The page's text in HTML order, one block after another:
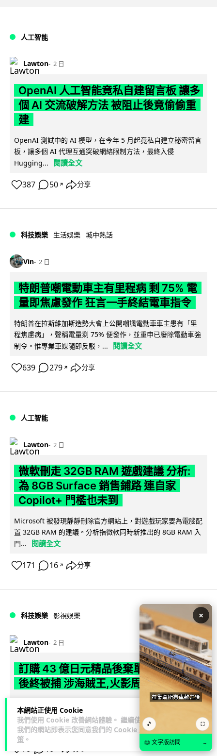
本網站正使用 Cookie
我們使用 Cookie 改善網站體驗。 繼續使用
我們的網站即表示您同意我們的 Cookie 政
策 。
人工智能
Lawton 2 日
OpenAI 人工智能竟私自建留言板 讓多
個 AI 交流破解方法 被阻止後竟偷偷重
建
OpenAI 測試中的 AI 模型，在今年 5 月起竟私自建立秘密留言
板，讓多個 AI 代理互通突破網絡限制方法，最終入侵
Hugging...
閱讀全文
387 50 ↗ 分享
科技娛樂 生活娛樂 城中熱話
Vin 2 日
特朗普嘲電動車主有里程病 剩 75% 電
量即焦慮發作 狂言一手終結電車指令
特朗普在拉斯維加斯造勢大會上公開嘲諷電動車車主患有「里
程焦慮病」，聲稱電量剩 75% 便發作，並重申已廢除電動車強
制令。惟專業車媒隨即反駁，...
閱讀全文
639 279 ↗ 分享
人工智能
Lawton 2 日
微軟刪走 32GB RAM 遊戲建議 分析:
為 8GB Surface 銷售鋪路 連自家
Copilot+ 門檻也未到
Microsoft 被發現靜靜刪除官方網站上，對遊戲玩家要為電腦配
置 32GB RAM 的建議。分析指微軟同時新推出的 8GB RAM 入
門...
閱讀全文
171 16 ↗ 分享
科技娛樂 影視娛樂
Lawton 2 日
訂購 43 億日元精品後棄單 大阪女 2 年
後終被捕 涉海賊王,火影周邊產品
日本警視廳神田署 8 月 6 日公布，拘捕一名 32 歲大阪女子，
指她涉嫌在出版巨頭集英社旗下官方網店「JUMP
CHARACTERS ST... 閱讀全文
79 10
×
🎵 ⛶
📖 文字版訪問 →